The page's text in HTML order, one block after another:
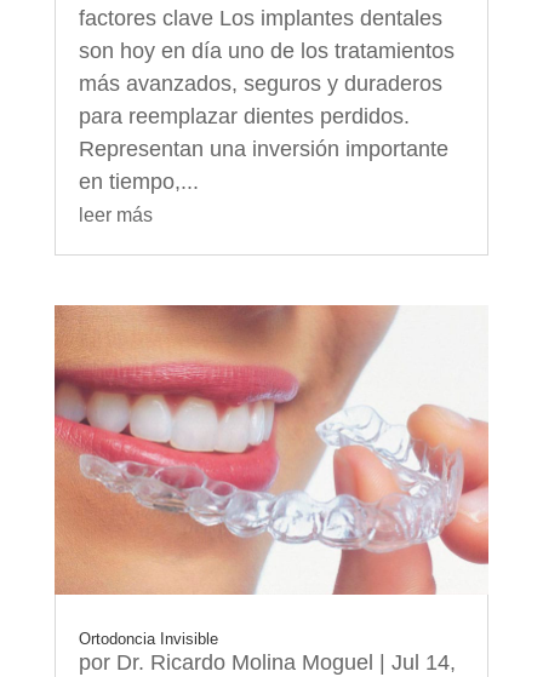
factores clave Los implantes dentales
son hoy en día uno de los tratamientos
más avanzados, seguros y duraderos
para reemplazar dientes perdidos.
Representan una inversión importante
en tiempo,...
leer más
Ortodoncia Invisible
por Dr. Ricardo Molina Moguel
Jul 14,